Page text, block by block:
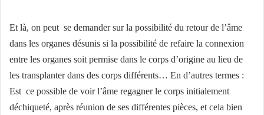
Et là, on peut se demander sur la possibilité du retour de l’âme
dans les organes désunis si la possibilité de refaire la connexion
entre les organes soit permise dans le corps d’origine au lieu de
les transplanter dans des corps différents… En d’autres termes :
Est ce possible de voir l’âme regagner le corps initialement
déchiqueté, après réunion de ses différentes pièces, et cela bien